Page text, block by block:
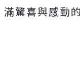
滿驚喜與感動